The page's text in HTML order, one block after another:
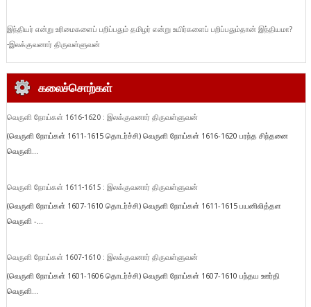
இந்தியர் என்று உரிமைகளைப் பறிப்பதும் தமிழர் என்று உயிர்களைப் பறிப்பதும்தான் இந்தியமா?
-இலக்குவனார் திருவள்ளுவன்
கலைச்சொற்கள்
வெருளி நோய்கள் 1616-1620 : இலக்குவனார் திருவள்ளுவன்
(வெருளி நோய்கள் 1611-1615 தொடர்ச்சி) வெருளி நோய்கள் 1616-1620 பரந்த சிந்தனை
வெருளி...
வெருளி நோய்கள் 1611-1615 : இலக்குவனார் திருவள்ளுவன்
(வெருளி நோய்கள் 1607-1610 தொடர்ச்சி) வெருளி நோய்கள் 1611-1615 பயனிலித்தள
வெருளி -...
வெருளி நோய்கள் 1607-1610 : இலக்குவனார் திருவள்ளுவன்
(வெருளி நோய்கள் 1601-1606 தொடர்ச்சி) வெருளி நோய்கள் 1607-1610 பந்தய ஊர்தி
வெருளி...